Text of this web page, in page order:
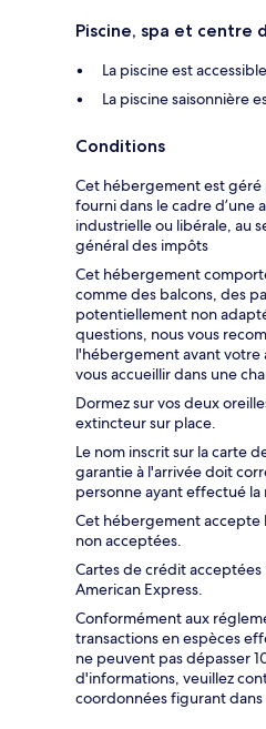
Piscine, spa et centre
La piscine est
La piscine saisonnière
Conditions
Cet hébergement est
fourni dans le cadre d’une
industrielle ou libérale, au
général des impôts
Cet hébergement
comme des balcons, des
potentiellement non
questions, nous vous
l'hébergement avant votre
vous accueillir dans une
Dormez sur vos deux
extincteur sur place.
Le nom inscrit sur la carte
garantie à l'arrivée doit
personne ayant effectué la
Cet hébergement accepte
non acceptées.
Cartes de crédit acceptées
American Express.
Conformément aux
transactions en espèces
ne peuvent pas dépasser
d'informations, veuillez
coordonnées figurant